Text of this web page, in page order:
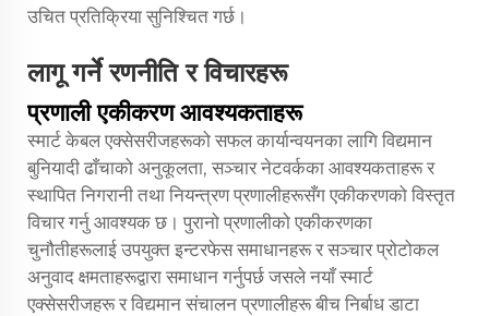
उचित प्रतिक्रिया सुनिश्चित गर्छ।
लागू गर्ने रणनीति र विचारहरू
प्रणाली एकीकरण आवश्यकताहरू
स्मार्ट केबल एक्सेसरीजहरूको सफल कार्यान्वयनका लागि विद्यमान
बुनियादी ढाँचाको अनुकूलता, सञ्चार नेटवर्कका आवश्यकताहरू र
स्थापित निगरानी तथा नियन्त्रण प्रणालीहरूसँग एकीकरणको विस्तृत
विचार गर्नु आवश्यक छ। पुरानो प्रणालीको एकीकरणका
चुनौतीहरूलाई उपयुक्त इन्टरफेस समाधानहरू र सञ्चार प्रोटोकल
अनुवाद क्षमताहरूद्वारा समाधान गर्नुपर्छ जसले नयाँ स्मार्ट
एक्सेसरीजहरू र विद्यमान संचालन प्रणालीहरू बीच निर्बाध डाटा